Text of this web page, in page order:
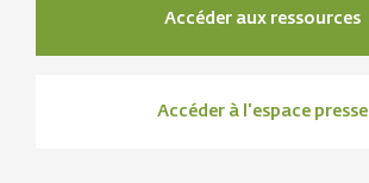
Accéder aux ressources
Accéder à l'espace presse